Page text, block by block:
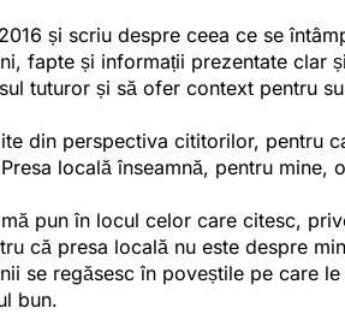
și scriu despre ceea ce se
fapte și informații prezentate clar
tuturor și să ofer context pentru
din perspectiva cititorilor, pentru
locală înseamnă, pentru mine,
pun în locul celor care citesc,
că presa locală nu este despre
se regăsesc în poveștile pe care le
bun.